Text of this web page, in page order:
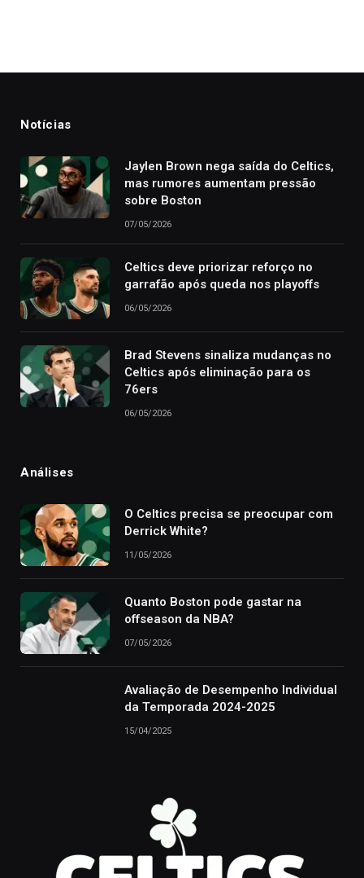
Notícias
Jaylen Brown nega saída do Celtics,
mas rumores aumentam pressão
sobre Boston
07/05/2026
Celtics deve priorizar reforço no
garrafão após queda nos playoffs
06/05/2026
Brad Stevens sinaliza mudanças no
Celtics após eliminação para os
76ers
06/05/2026
Análises
O Celtics precisa se preocupar com
Derrick White?
11/05/2026
Quanto Boston pode gastar na
offseason da NBA?
07/05/2026
Avaliação de Desempenho Individual
da Temporada 2024-2025
15/04/2025